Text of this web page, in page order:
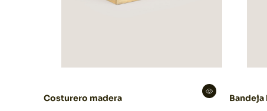
Costurero madera Bandeja